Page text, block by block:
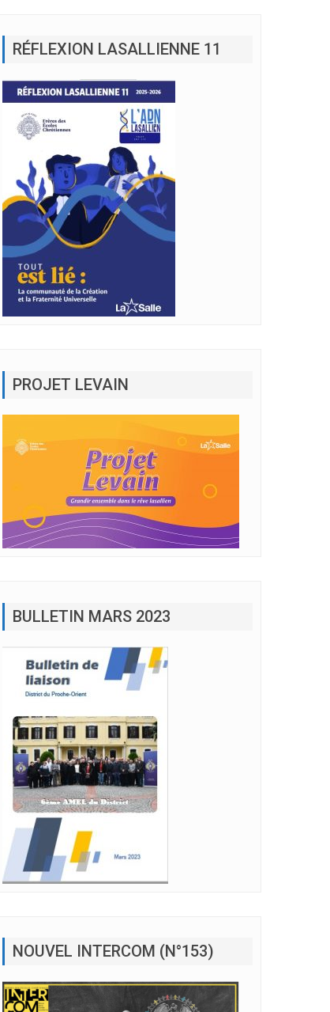
RÉFLEXION LASALLIENNE 11
PROJET LEVAIN
BULLETIN MARS 2023
NOUVEL INTERCOM (N°153)